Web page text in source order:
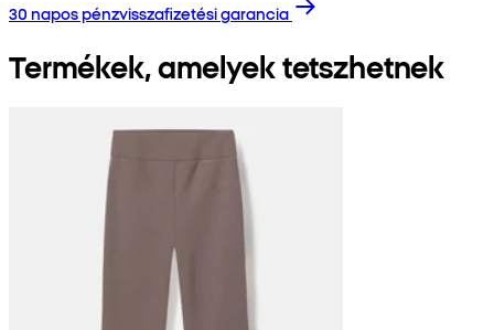
30 napos pénzvisszafizetési garancia
Termékek, amelyek tetszhetnek